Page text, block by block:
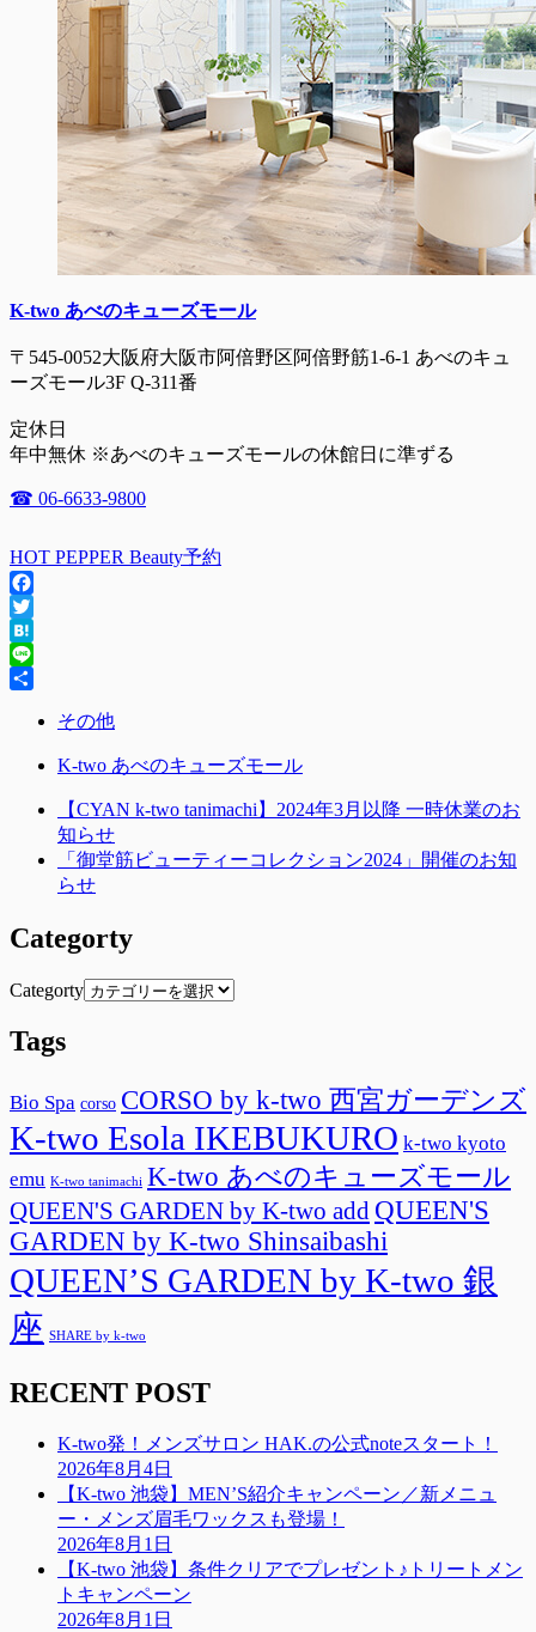
K-two あべのキューズモール
〒545-0052大阪府大阪市阿倍野区阿倍野筋1-6-1 あべのキュ
ーズモール3F Q-311番
定休日
年中無休 ※あべのキューズモールの休館日に準ずる
☎ 06-6633-9800
HOT PEPPER Beauty予約
Facebook
Twitter
Hatena
Line
その他
K-two あべのキューズモール
【CYAN k-two tanimachi】2024年3月以降 一時休業のお
知らせ
「御堂筋ビューティーコレクション2024」開催のお知
らせ
Categorty
Categorty
Tags
Bio Spa corso CORSO by k-two 西宮ガーデンズ
K-two Esola IKEBUKURO k-two kyoto
emu K-two tanimachi K-two あべのキューズモール
QUEEN'S GARDEN by K-two add QUEEN'S
GARDEN by K-two Shinsaibashi
QUEEN’S GARDEN by K-two 銀
座 SHARE by k-two
RECENT POST
K-two発！メンズサロン HAK.の公式noteスタート！
2026年8月4日
【K-two 池袋】MEN’S紹介キャンペーン／新メニュ
ー・メンズ眉毛ワックスも登場！
2026年8月1日
【K-two 池袋】条件クリアでプレゼント♪トリートメン
トキャンペーン
2026年8月1日